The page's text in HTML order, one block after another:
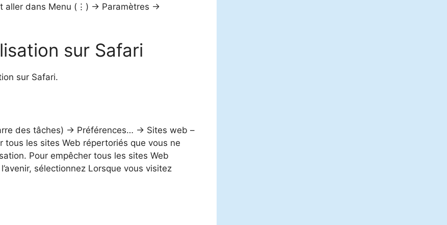
aller dans Menu (⋮) -> Paramètres ->
sur Safari
sur Safari.
des tâches) -> Préférences… -> Sites web –
tous les sites Web répertoriés que vous ne
Pour empêcher tous les sites Web
sélectionnez Lorsque vous visitez